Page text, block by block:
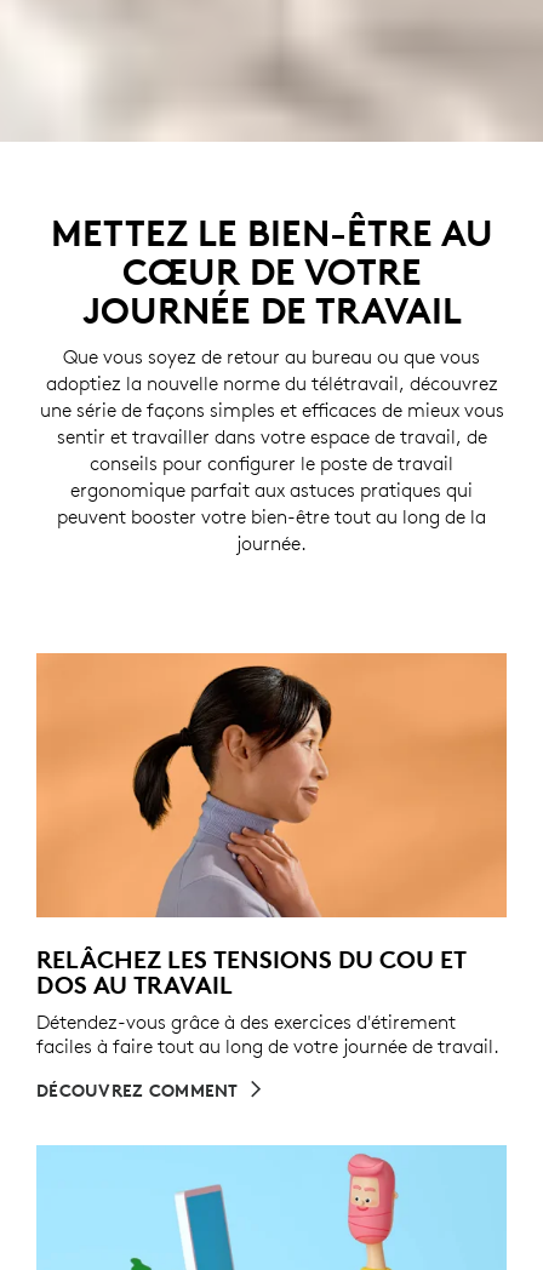
METTEZ LE BIEN-ÊTRE AU
CŒUR DE VOTRE
JOURNÉE DE TRAVAIL
Que vous soyez de retour au bureau ou que vous
adoptiez la nouvelle norme du télétravail, découvrez
une série de façons simples et efficaces de mieux vous
sentir et travailler dans votre espace de travail, de
conseils pour configurer le poste de travail
ergonomique parfait aux astuces pratiques qui
peuvent booster votre bien-être tout au long de la
journée.
RELÂCHEZ LES TENSIONS DU COU ET
DOS AU TRAVAIL
Détendez-vous grâce à des exercices d'étirement
faciles à faire tout au long de votre journée de travail.
DÉCOUVREZ COMMENT